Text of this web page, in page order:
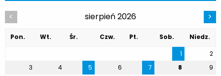
< sierpień 2026 >
Pon. Wt. Śr. Czw. Pt. Sob.
Niedz.
1
2
3
4 5 6 7 8
9